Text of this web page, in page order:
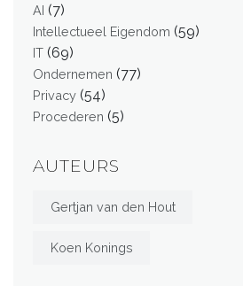
AI (7)
Intellectueel Eigendom (59)
IT (69)
Ondernemen (77)
Privacy (54)
Procederen (5)
AUTEURS
Gertjan van den Hout
Koen Konings